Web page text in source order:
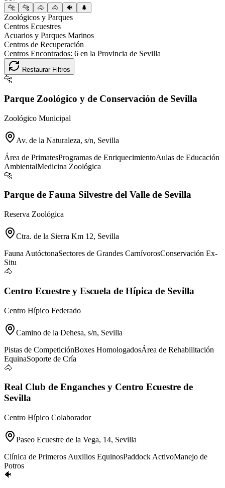
🐆 🐆 🐴 🐴 🐠 🌲
Zoológicos y Parques
Centros Ecuestres
Acuarios y Parques Marinos
Centros de Recuperación
Centros Encontrados: 6 en la Provincia de Sevilla
Restaurar Filtros
🐆
Parque Zoológico y de Conservación de Sevilla
Zoológico Municipal
Av. de la Naturaleza, s/n, Sevilla
Área de PrimatesProgramas de EnriquecimientoAulas de Educación
AmbientalMedicina Zoológica
🐆
Parque de Fauna Silvestre del Valle de Sevilla
Reserva Zoológica
Ctra. de la Sierra Km 12, Sevilla
Fauna AutóctonaSectores de Grandes CarnívorosConservación Ex-
Situ
🐴
Centro Ecuestre y Escuela de Hípica de Sevilla
Centro Hípico Federado
Camino de la Dehesa, s/n, Sevilla
Pistas de CompeticiónBoxes HomologadosÁrea de Rehabilitación
EquinaSoporte de Cría
🐴
Real Club de Enganches y Centro Ecuestre de
Sevilla
Centro Hípico Colaborador
Paseo Ecuestre de la Vega, 14, Sevilla
Clínica de Primeros Auxilios EquinosPaddock ActivoManejo de
Potros
🐠